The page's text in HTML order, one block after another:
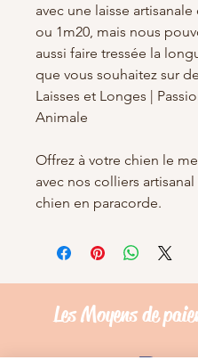
avec une laisse artisanale
ou 1m20, mais nous
aussi faire tressée la
que vous souhaitez sur
Laisses et Longes |
Animale
Offrez à votre chien le
avec nos colliers
chien en paracorde.
Les Moyens de